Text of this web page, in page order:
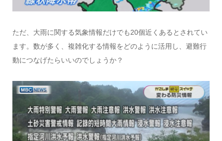
ただ、大雨に関する気象情報だけでも20個近くあるとされてい
ます。数が多く、複雑化する情報をどのように活用し、避難行
動につなげたらいいのでしょうか？